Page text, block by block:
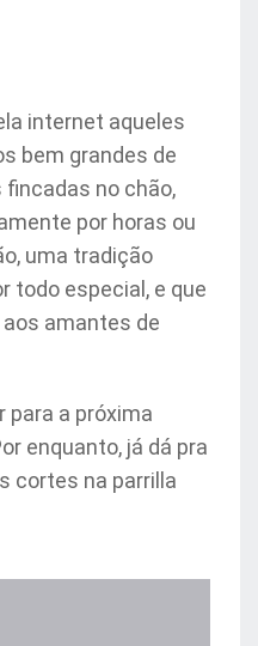
internet aqueles
bem grandes de
no chão,
por horas ou
uma tradição
todo especial, e que
amantes de
para a próxima
enquanto, já dá pra
cortes na parrilla